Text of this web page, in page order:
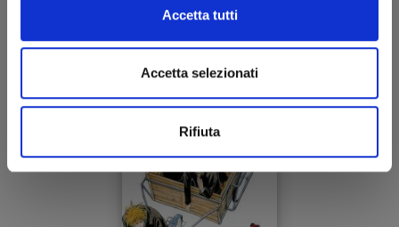
Accetta tutti
Accetta selezionati
Rifiuta